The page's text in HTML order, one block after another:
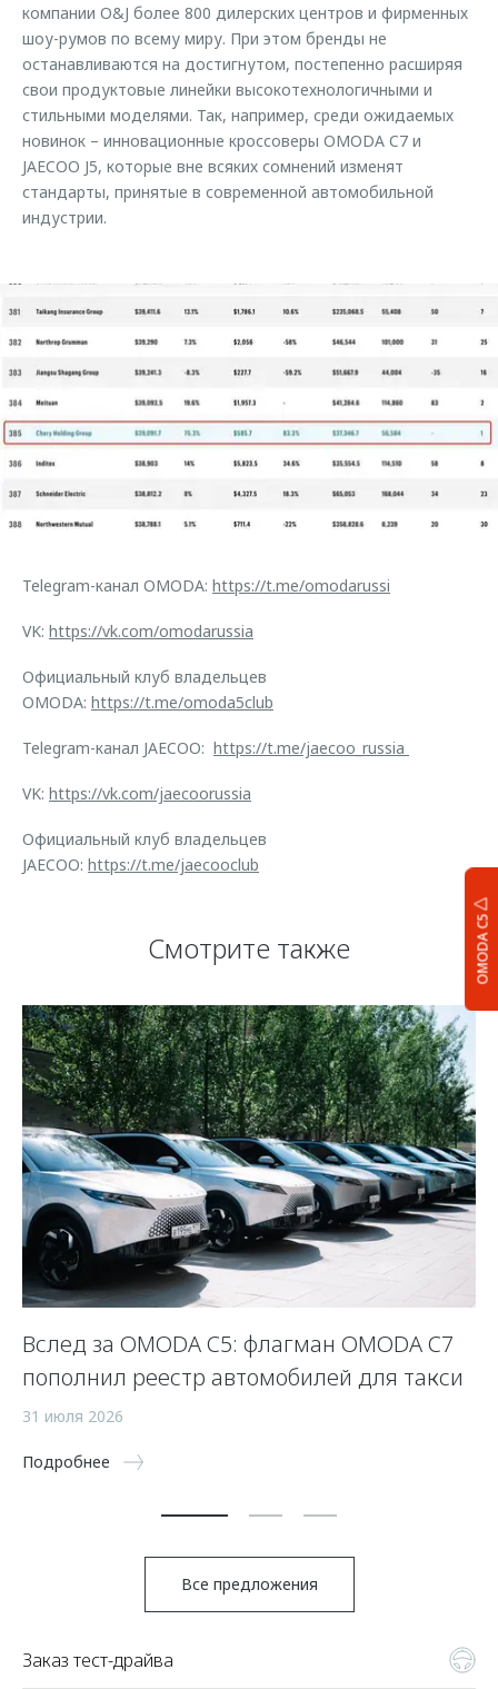
OMODA C5
компании O&J более 800 дилерских центров и фирменных
шоу-румов по всему миру. При этом бренды не
останавливаются на достигнутом, постепенно расширяя
свои продуктовые линейки высокотехнологичными и
стильными моделями. Так, например, среди ожидаемых
новинок – инновационные кроссоверы OMODA C7 и
JAECOO J5, которые вне всяких сомнений изменят
стандарты, принятые в современной автомобильной
индустрии.
Telegram-канал OMODA: https://t.me/omodarussi
VK: https://vk.com/omodarussia
Официальный клуб владельцев
OMODA: https://t.me/omoda5club
Telegram-канал JAECOO: https://t.me/jaecoo_russia
VK: https://vk.com/jaecoorussia
Официальный клуб владельцев
JAECOO: https://t.me/jaecooclub
Смотрите также
Вслед за OMODA C5: флагман OMODA C7
пополнил реестр автомобилей для такси
31 июля 2026
Подробнее
Все предложения
Заказ тест-драйва